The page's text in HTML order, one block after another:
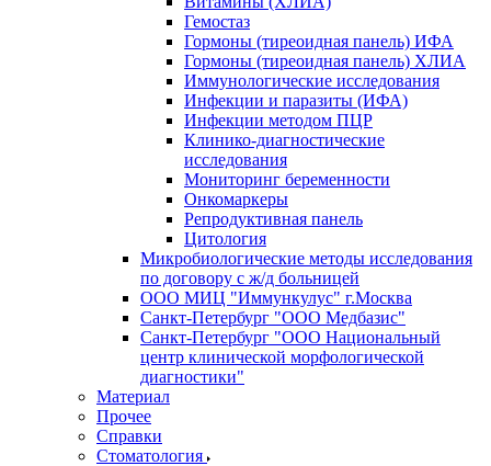
Гемостаз
Гормоны (тиреоидная панель) ИФА
Гормоны (тиреоидная панель) ХЛИА
Иммунологические исследования
Инфекции и паразиты (ИФА)
Инфекции методом ПЦР
Клинико-диагностические
исследования
Мониторинг беременности
Онкомаркеры
Репродуктивная панель
Цитология
Микробиологические методы исследования
по договору с ж/д больницей
ООО МИЦ "Иммункулус" г.Москва
Санкт-Петербург "ООО Медбазис"
Санкт-Петербург "ООО Национальный
центр клинической морфологической
диагностики"
Материал
Прочее
Справки
Стоматология